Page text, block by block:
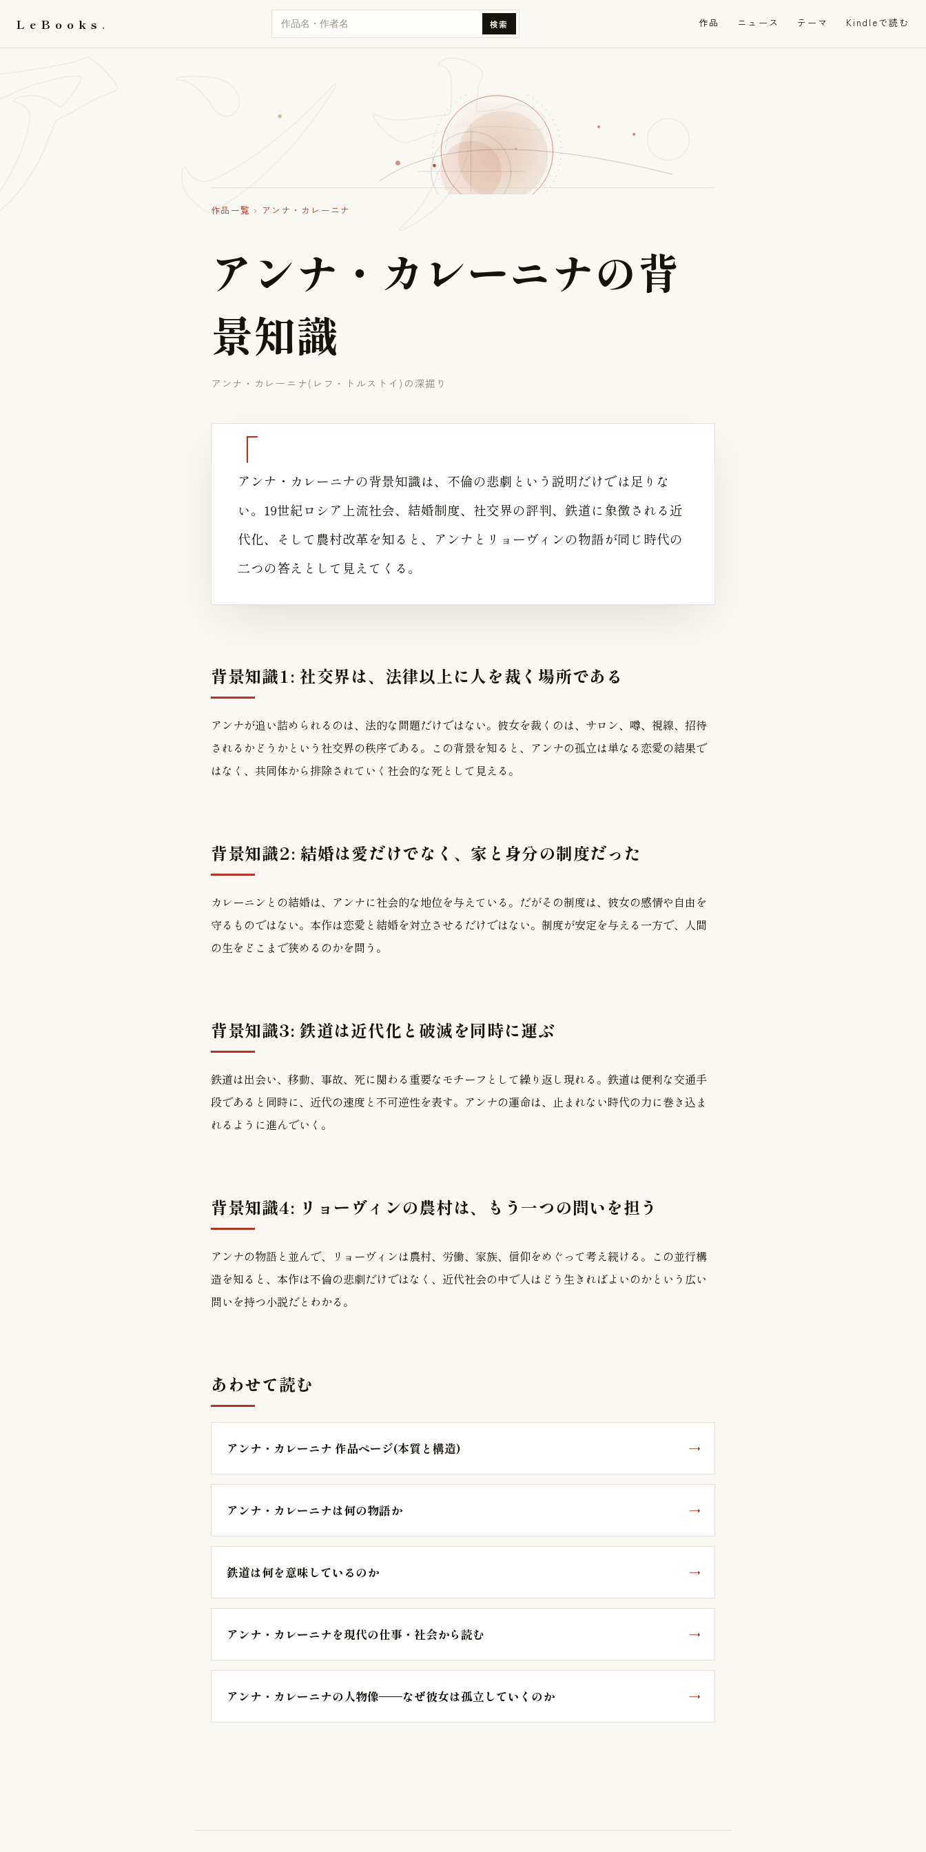
LeBooks 検索 作品 ニュース テーマ Kindleで読む
ンナ・
作品一覧 › アンナ・カレーニナ
ア ンナ ・ カ レーニナの背
景知識
アンナ・カレーニナ(レフ・トルストイ)の深掘り
アンナ・カレーニナの背景知識は、不倫の悲劇という説明だけでは足りな
い。19世紀ロシア上流社会、結婚制度、社交界の評判、鉄道に象徴される近
代化、そして農村改革を知ると、アンナとリョーヴィンの物語が同じ時代の
二つの答えとして見えてくる。
背景知識1: 社交界は、法律以上に人を裁く場所である
アンナが追い詰められるのは、法的な問題だけではない。彼女を裁くのは、サロン、噂、視線、招待
されるかどうかという社交界の秩序である。この背景を知ると、アンナの孤立は単なる恋愛の結果で
はなく、共同体から排除されていく社会的な死として見える。
背景知識2: 結婚は愛だけでなく、家と身分の制度だった
カレーニンとの結婚は、アンナに社会的な地位を与えている。だがその制度は、彼女の感情や自由を
守るものではない。本作は恋愛と結婚を対立させるだけではない。制度が安定を与える一方で、人間
の生をどこまで狭めるのかを問う。
背景知識3: 鉄道は近代化と破滅を同時に運ぶ
鉄道は出会い、移動、事故、死に関わる重要なモチーフとして繰り返し現れる。鉄道は便利な交通手
段であると同時に、近代の速度と不可逆性を表す。アンナの運命は、止まれない時代の力に巻き込ま
れるように進んでいく。
背景知識4: リョーヴィンの農村は、もう一つの問いを担う
アンナの物語と並んで、リョーヴィンは農村、労働、家族、信仰をめぐって考え続ける。この並行構
造を知ると、本作は不倫の悲劇だけではなく、近代社会の中で人はどう生きればよいのかという広い
問いを持つ小説だとわかる。
あわせて読む
アンナ・カレーニナ 作品ページ(本質と構造)
アンナ・カレーニナは何の物語か
鉄道は何を意味しているのか
アンナ・カレーニナを現代の仕事・社会から読む
アンナ・カレーニナの人物像——なぜ彼女は孤立していくのか